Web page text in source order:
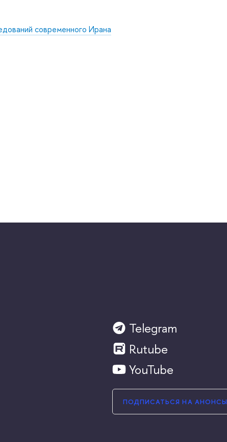
современного Ирана
Telegram
Rutube
YouTube
ПОДПИСАТЬСЯ НА АНОНСЫ